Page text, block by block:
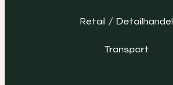
Retail / Detailhandel
Transport